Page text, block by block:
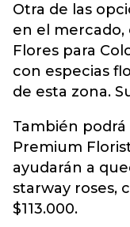
Otra de las
en el mercado,
Flores para
con especias
de esta zona.
También
Premium
ayudarán a
starway roses,
$113.000.